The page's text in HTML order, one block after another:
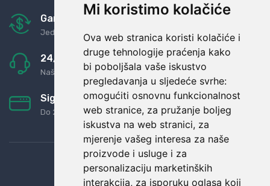
Mi koristimo kolačiće
Ova web stranica koristi kolačiće i
druge tehnologije praćenja kako
bi poboljšala vaše iskustvo
pregledavanja u sljedeće svrhe:
omogućiti osnovnu funkcionalnost
web stranice, za pružanje boljeg
iskustva na web stranici, za
mjerenje vašeg interesa za naše
proizvode i usluge i za
personalizaciju marketinških
interakcija, za isporuku oglasa koji
Garancija u povrat novaca
Jednostavno pravilo: Roba za novac
24/7 odlična podrška
Naši agenti uvijek na raspolaganju
Sigurno obročno plaćanje
Do 24 rata bez kamata